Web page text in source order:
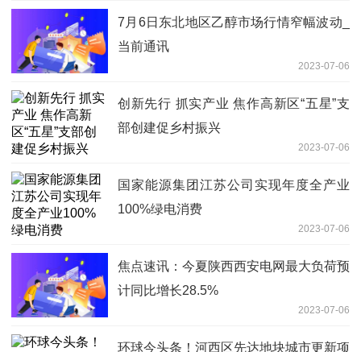
7月6日东北地区乙醇市场行情窄幅波动_
当前通讯
2023-07-06
创新先行 抓实产业 焦作高新区“五星”支
部创建促乡村振兴
2023-07-06
国家能源集团江苏公司实现年度全产业
100%绿电消费
2023-07-06
焦点速讯：今夏陕西西安电网最大负荷预
计同比增长28.5%
2023-07-06
环球今头条！河西区先达地块城市更新项